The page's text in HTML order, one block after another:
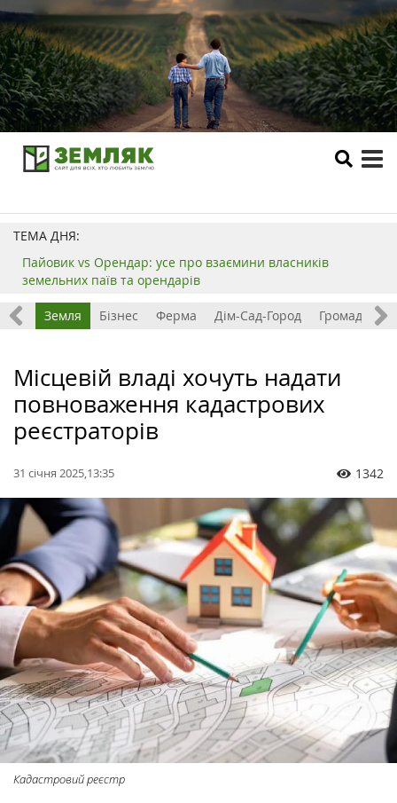
ТЕМА ДНЯ:
Пайовик vs Орендар: усе про взаємини власників
земельних паїв та орендарів
Все Земля Бізнес Ферма Дім-Сад-Город Громада
Місцевій владі хочуть надати
повноваження кадастрових
реєстраторів
31 січня 2025,13:35 1342
Кадастровий реєстр